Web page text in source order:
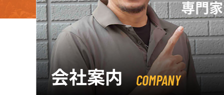
会社案内 COMPANY